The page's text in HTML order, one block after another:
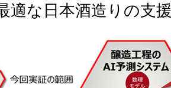
適な日本酒造りの支